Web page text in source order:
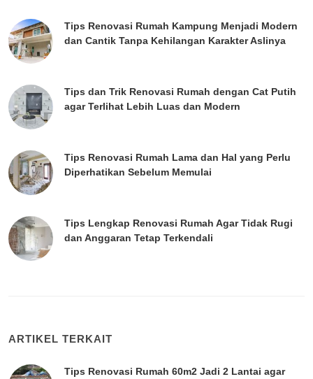
Tips Renovasi Rumah Kampung Menjadi Modern
dan Cantik Tanpa Kehilangan Karakter Aslinya
Tips dan Trik Renovasi Rumah dengan Cat Putih
agar Terlihat Lebih Luas dan Modern
Tips Renovasi Rumah Lama dan Hal yang Perlu
Diperhatikan Sebelum Memulai
Tips Lengkap Renovasi Rumah Agar Tidak Rugi
dan Anggaran Tetap Terkendali
ARTIKEL TERKAIT
Tips Renovasi Rumah 60m2 Jadi 2 Lantai agar